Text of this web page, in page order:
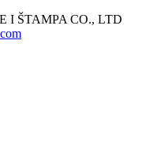
I ŠTAMPA CO., LTD